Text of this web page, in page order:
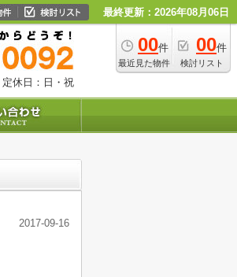
最終更新：2026年08月06日
00件
最近見た物件
00件
検討リスト
定休日：日・祝
2017-09-16